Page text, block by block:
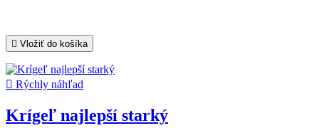
 Vložiť do košíka
 Rýchly náhľad
Krígeľ najlepší starký